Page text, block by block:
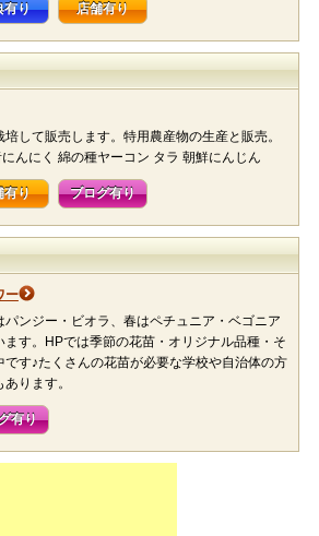
有り 店舗有り
して販売します。特用農産物の生産と販売。
んにく 綿の種ヤーコン タラ 朝鮮にんじん
有り ブログ有り
ー
ンジー・ビオラ、春はペチュニア・ベゴニア
す。HPでは季節の花苗・オリジナル品種・そ
す♪たくさんの花苗が必要な学校や自治体の方
ります。
有り